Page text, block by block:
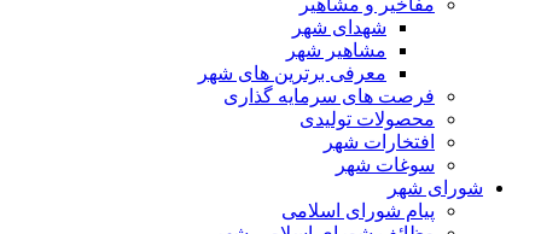
مفاخیر و مشاهیر
شهدای شهر
مشاهیر شهر
معرفی برترین های شهر
فرصت های سرمایه گذاری
محصولات تولیدی
افتخارات شهر
سوغات شهر
شورای شهر
پیام شورای اسلامی